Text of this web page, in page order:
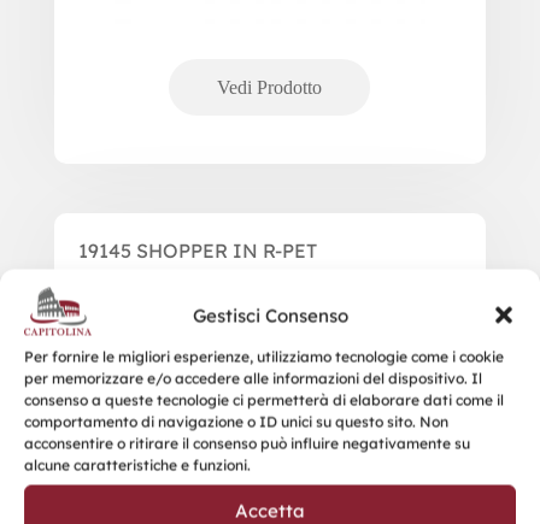
Gestisci Consenso
Per fornire le migliori esperienze, utilizziamo tecnologie come i cookie
per memorizzare e/o accedere alle informazioni del dispositivo. Il
consenso a queste tecnologie ci permetterà di elaborare dati come il
comportamento di navigazione o ID unici su questo sito. Non
acconsentire o ritirare il consenso può influire negativamente su
alcune caratteristiche e funzioni.
Accetta
19145 SHOPPER IN R-PET